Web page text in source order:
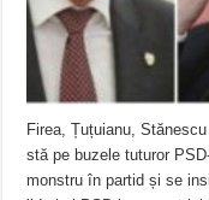
Firea, Țuțuianu,
stă pe buzele tuturor
monstru în partid și se